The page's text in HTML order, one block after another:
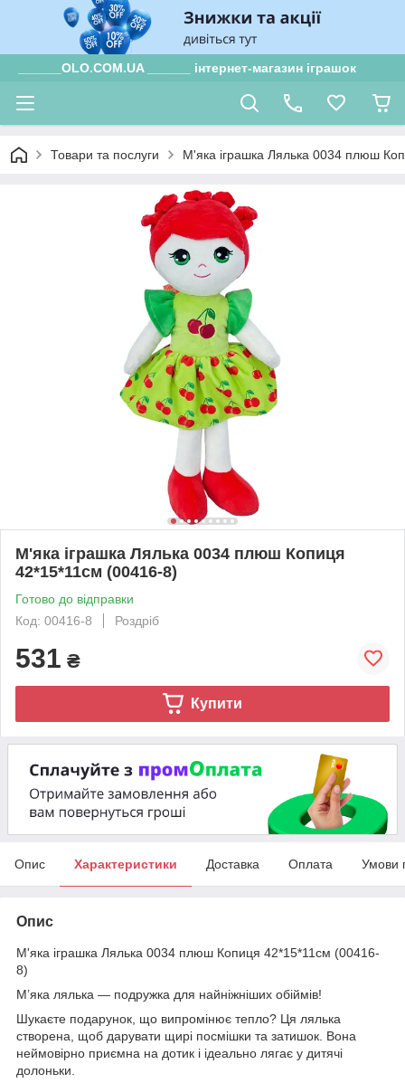
______OLO.COM.UA ______ інтернет-магазин іграшок
Товари та послуги М'яка іграшка Лялька 0034 плюш
М'яка іграшка Лялька 0034 плюш Копиця
42*15*11см (00416-8)
Готово до відправки
Код: 00416-8
Роздріб
531 ₴
Купити
Опис Характеристики Доставка Оплата Умови
Опис
М'яка іграшка Лялька 0034 плюш Копиця 42*15*11см (00416-
8)
М’яка лялька — подружка для найніжніших обіймів!
Шукаєте подарунок, що випромінює тепло? Ця лялька
створена, щоб дарувати щирі посмішки та затишок. Вона
неймовірно приємна на дотик і ідеально лягає у дитячі
долоньки.